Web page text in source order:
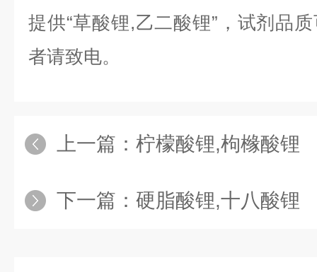
提供“草酸锂,乙二酸锂”，试剂品
者请致电。
上一篇： 柠檬酸锂,枸橼酸锂
下一篇： 硬脂酸锂,十八酸锂